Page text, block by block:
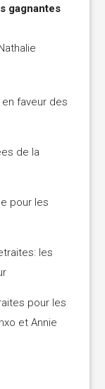
gagnantes
faveur des
de la
pour les
les
pour les
et Annie